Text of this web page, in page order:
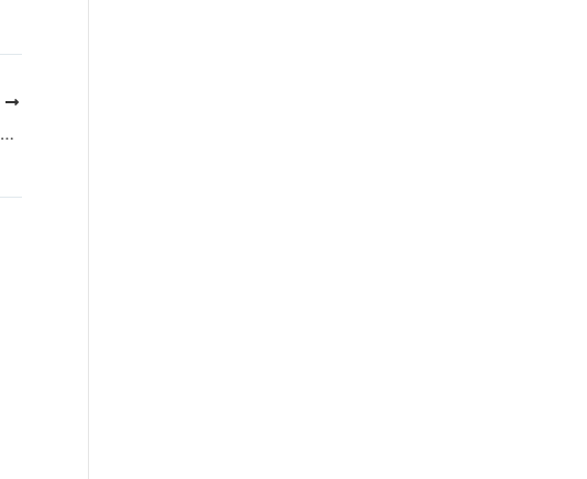
Lok Sabha Election 2024:राज्यातील मतदान केंद्रात 2 हजार 641 नी वाढ